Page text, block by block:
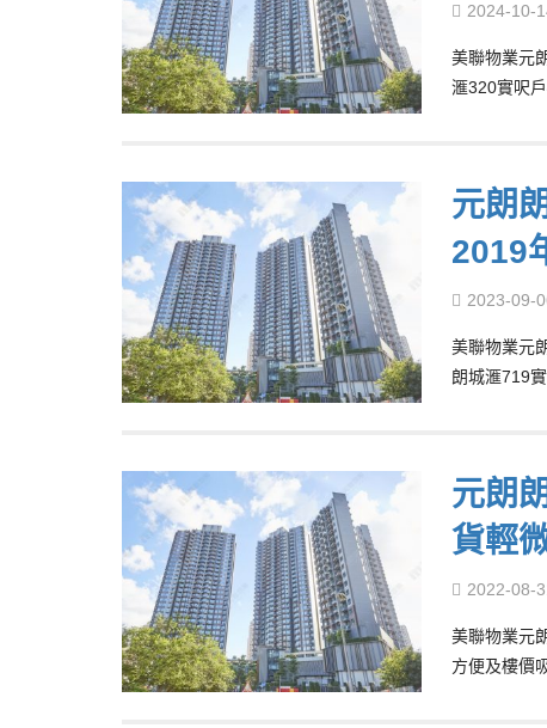
2024-10-
美聯物業元
滙320實呎
元朗
2019
2023-09-
美聯物業元
朗城滙719
元朗
貨輕
2022-08-
美聯物業元
方便及樓價